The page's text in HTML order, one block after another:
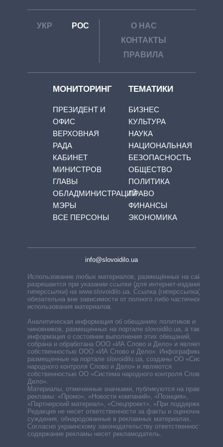
УКР РОС
О НАС
КОНТАКТЫ
ПРАВИЛА
МОНИТОРИНГ
ПРЕЗИДЕНТ И
ОФИС
ВЕРХОВНАЯ
РАДА
КАБИНЕТ
МИНИСТРОВ
ГЛАВЫ
ОБЛАДМИНИСТРАЦИЙ
МЭРЫ
ВСЕ ПЕРСОНЫ
ТЕМАТИКИ
БИЗНЕС
КУЛЬТУРА
НАУКА
НАЦИОНАЛЬНАЯ
БЕЗОПАСНОСТЬ
ОБЩЕСТВО
ПОЛИТИКА
ПРАВО
ФИНАНСЫ
ЭКОНОМИКА
info@slovoidilo.ua
Использование любых материалов, размещённых на сайте,
разрешается при указании ссылки (для интернет-изданий —
гиперссылки) на www.slovoidilo.ua. Ссылка (гиперссылка)
обязательна вне зависимости от полного либо частичного
использования материалов.
Аналитическая информация об обещаниях политиков и
чиновников, размещенных на портале slovoidilo.ua, а также
информация о состоянии выполнения этих обещаний,
собрана и обработана ООО «ИА Слово и Дело» и является
собственностью ООО «ИА Слово и Дело». Инфографики,
размещенные на портале slovoidilo.ua, созданы ОО «Система
народного контроля Слово и Дело» и являются
собственностью ОО «Система народного контроля Слово и
Дело».
Материалы, отмеченные значками, публикуются на правах
рекламы: «Промо», «Новости компаний», «Позиция»,
«Партнерский материал», «Спецпроект», «При поддержке».
Редакция не несет ответственности за факты и оценочные
суждения, обнародованные в рекламных материалах.
Согласно украинскому законодательству ответственность за
содержание рекламы несет рекламодатель.